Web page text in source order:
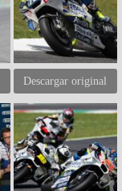
Descargar original